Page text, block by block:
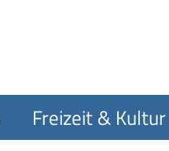
Freizeit & Kultur